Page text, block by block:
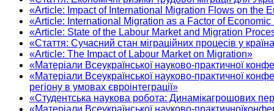
«Article: Impact of International Migration Flows on the
«Article: International Migration as a Factor of
«Article: State of the Labour Market and Migration
«Стаття: Сучасний стан міграційних процесів у
«Article: The Impact of Labour Market on Migration»
«Матеріали Всеукраїнської науково-практичної
«Матеріали Всеукраїнської науково-практичної
регіону в умовах євроінтеграції»
«Студентська наукова робота: Динамікагрошових
«Матеріали Всеукраїнської науково-